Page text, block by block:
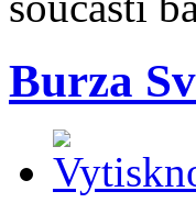
Burza